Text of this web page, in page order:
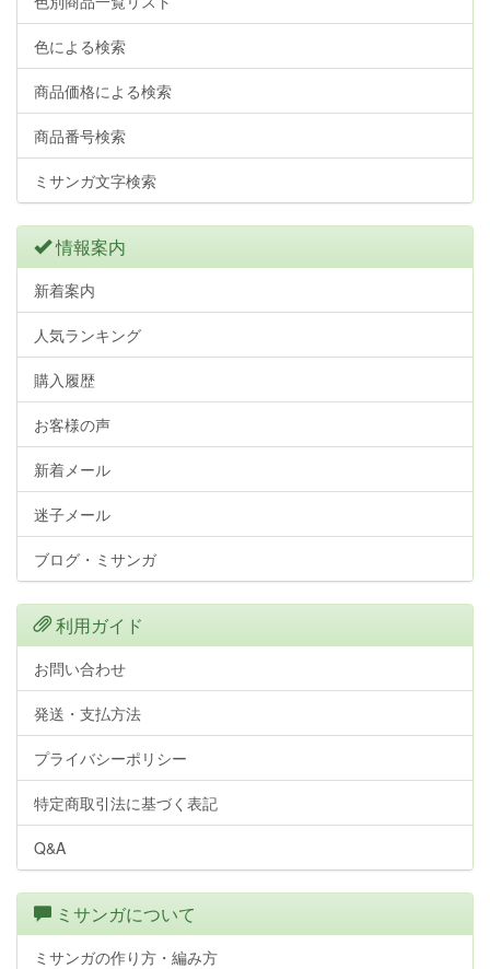
色による検索
商品価格による検索
商品番号検索
ミサンガ文字検索
情報案内
新着案内
人気ランキング
購入履歴
お客様の声
新着メール
迷子メール
ブログ・ミサンガ
利用ガイド
お問い合わせ
発送・支払方法
プライバシーポリシー
特定商取引法に基づく表記
Q&A
ミサンガについて
ミサンガの作り方・編み方